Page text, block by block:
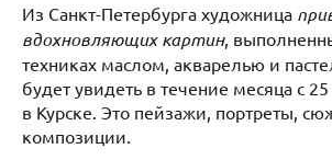
Из Санкт-Петербурга художница
вдохновляющих картин,
техниках маслом, акварелью и
будет увидеть в течение месяца с
в Курске. Это пейзажи, портреты,
композиции.